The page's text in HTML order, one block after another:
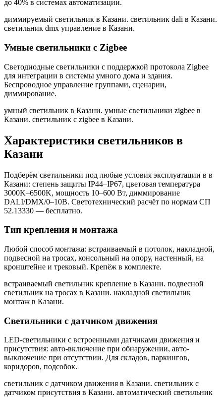
до 40% в системах автоматизации.
диммируемый светильник в Казани. светильник dali в Казани.
светильник dmx управление в Казани.
Умные светильники с Zigbee
Светодиодные светильники с поддержкой протокола Zigbee
для интеграции в системы умного дома и здания.
Беспроводное управление группами, сценарии,
диммирование.
умный светильник в Казани. умные светильники zigbee в
Казани. светильник с zigbee в Казани.
Характеристики светильников в
Казани
Подберём светильники под любые условия эксплуатации в в
Казани: степень защиты IP44–IP67, цветовая температура
3000K–6500K, мощность 10–600 Вт, диммирование
DALI/DMX/0–10В. Светотехнический расчёт по нормам СП
52.13330 — бесплатно.
Тип крепления и монтажа
Любой способ монтажа: встраиваемый в потолок, накладной,
подвесной на тросах, консольный на опору, настенный, на
кронштейне и трековый. Крепёж в комплекте.
встраиваемый светильник крепление в Казани. подвесной
светильник на тросах в Казани. накладной светильник
монтаж в Казани.
Светильники с датчиком движения
LED-светильники с встроенными датчиками движения и
присутствия: авто-включение при обнаружении, авто-
выключение при отсутствии. Для складов, паркингов,
коридоров, подсобок.
светильник с датчиком движения в Казани. светильник с
датчиком присутствия в Казани. автоматический светильник